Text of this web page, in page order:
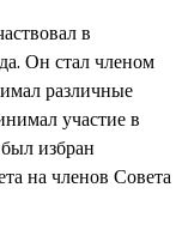
в
Он стал членом
различные
участие в
избран
на членов Совета